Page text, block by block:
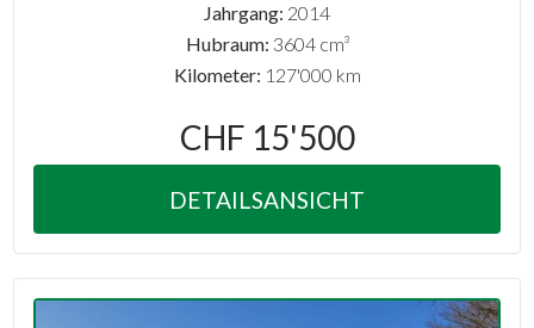
Jahrgang: 2014
Hubraum: 3604 cm³
Kilometer: 127'000 km
CHF 15'500
DETAILSANSICHT